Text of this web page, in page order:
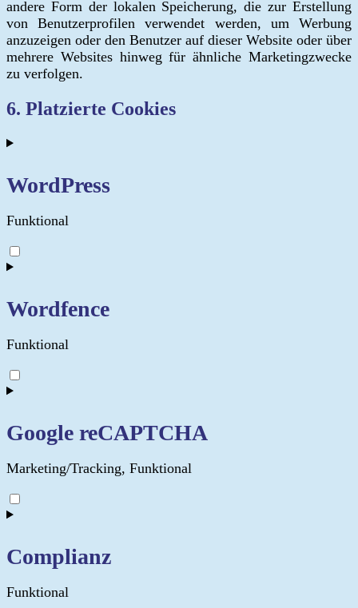
andere Form der lokalen Speicherung, die zur Erstellung
von Benutzerprofilen verwendet werden, um Werbung
anzuzeigen oder den Benutzer auf dieser Website oder über
mehrere Websites hinweg für ähnliche Marketingzwecke
zu verfolgen.
6. Platzierte Cookies
WordPress
Funktional
Consent
to
Wordfence
Funktional
Consent
to
Google reCAPTCHA
Marketing/Tracking, Funktional
Consent
to
recaptcha
Complianz
Funktional